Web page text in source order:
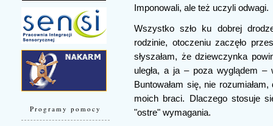
Programy pomocy
Imponowali, ale też uczyli odwagi.
Wszystko szło ku dobrej
rodzinie, otoczeniu zaczęło
słyszałam, że dziewczynka
uległa, a ja – poza wyglądem –
Buntowałam się, nie
moich braci. Dlaczego stosuje
"ostre" wymagania.